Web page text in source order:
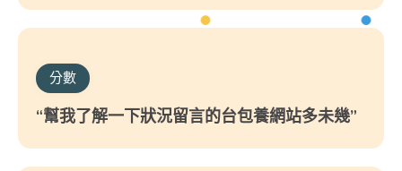
分數
“幫我了解一下狀況留言的台包養網站多未幾”